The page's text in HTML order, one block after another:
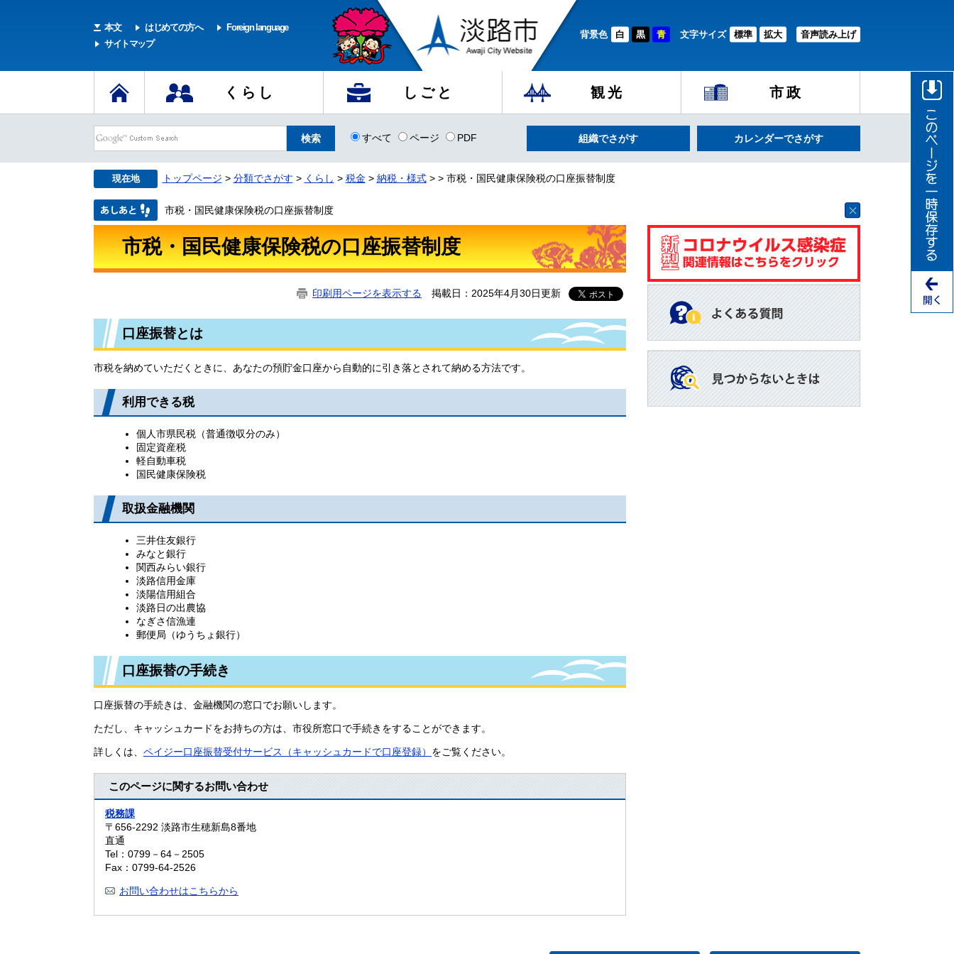
本文 はじめての方へ
Foreign language
サイトマップ
背景色 白 黒 青 文字サイズ 標準 拡大 音声読み上げ
くらし しごと 観光 市政
すべて ページ PDF 組織でさがす カレンダーでさがす
現在地 トップページ > 分類でさがす > くらし > 税金 > 納税・様式> > 市税・国民健康保険税の口座振替制度
市税・国民健康保険税の口座振替制度
市税・国民健康保険税の口座振替制度
印刷用ページを表示する 掲載日：2025年4月30日更新
口座振替とは
市税を納めていただくときに、あなたの預貯金口座から自動的に引き落とされて納める方法です。
利用できる税
個人市県民税（普通徴収分のみ）
固定資産税
軽自動車税
国民健康保険税
取扱金融機関
三井住友銀行
みなと銀行
関西みらい銀行
淡路信用金庫
淡陽信用組合
淡路日の出農協
なぎさ信漁連
郵便局（ゆうちょ銀行）
口座振替の手続き
口座振替の手続きは、金融機関の窓口でお願いします。
ただし、キャッシュカードをお持ちの方は、市役所窓口で手続きをすることができます。
詳しくは、 ペイジー口座振替受付サービス（キャッシュカードで口座登録） をご覧ください。
このページに関するお問い合わせ
税務課
〒656-2292 淡路市生穂新島8番地
直通
Tel：0799－64－2505
Fax：0799-64-2526
お問い合わせはこちらから